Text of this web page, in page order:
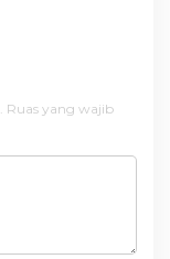
Ruas yang wajib